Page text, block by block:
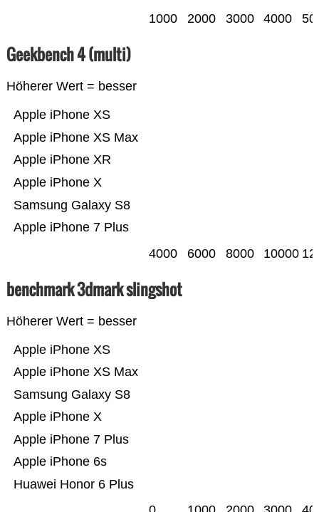
1000 2000 3000 4000
Geekbench 4 (multi)
Höherer Wert = besser
Apple iPhone 7 Plus
Samsung Galaxy S8
Apple iPhone X
Apple iPhone XR
Apple iPhone XS Max
Apple iPhone XS
4000 6000 8000 10000
benchmark 3dmark slingshot
Höherer Wert = besser
Huawei Honor 6 Plus
Apple iPhone 6s
Apple iPhone 7 Plus
Apple iPhone X
Samsung Galaxy S8
Apple iPhone XS Max
Apple iPhone XS